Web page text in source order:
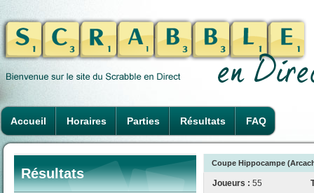
Accueil Horaires Parties Résultats FAQ
Résultats
Coupe Hippocampe
Joueurs : 55